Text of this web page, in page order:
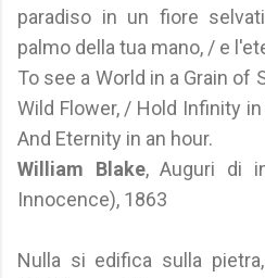
paradiso in un fiore
palmo della tua mano, / e
To see a World in a Grain of
Wild Flower, / Hold Infinity
And Eternity in an hour.
William Blake, Auguri di
Innocence), 1863
Nulla si edifica sulla